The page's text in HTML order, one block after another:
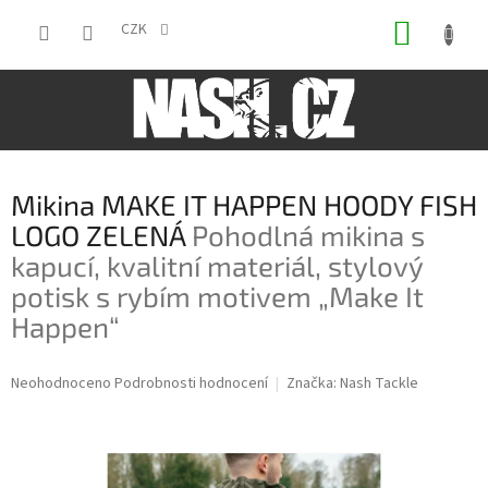
CZK
Mikina MAKE IT HAPPEN HOODY FISH
LOGO ZELENÁ Pohodlná mikina s
kapucí, kvalitní materiál, stylový
potisk s rybím motivem „Make It
Happen“
Průměrné
Neohodnoceno Podrobnosti hodnocení Značka: Nash Tackle